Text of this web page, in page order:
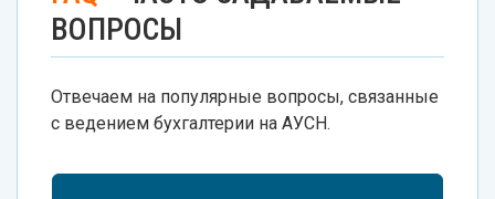
ВОПРОСЫ
Отвечаем на популярные вопросы, связанные
с ведением бухгалтерии на АУСН.